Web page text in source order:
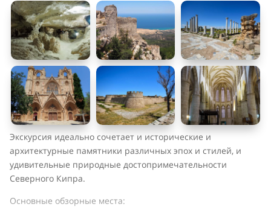
Экскурсия идеально сочетает и исторические и
архитектурные памятники различных эпох и стилей, и
удивительные природные достопримечательности
Северного Кипра.
Основные обзорные места: